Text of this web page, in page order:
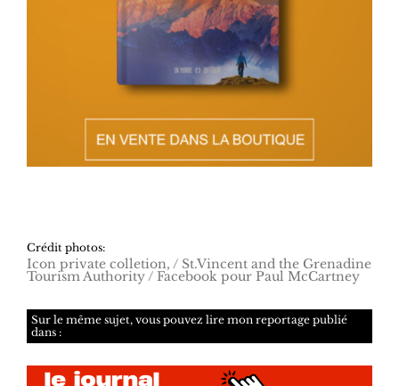
Crédit photos:
Icon private colletion, / St.Vincent and the Grenadine
Tourism Authority / Facebook pour Paul McCartney
Sur le même sujet, vous pouvez lire mon reportage publié
dans :